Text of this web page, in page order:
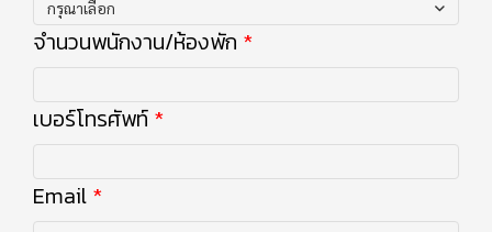
กรุณาเลือก
จำนวนพนักงาน/ห้องพัก
เบอร์โทรศัพท์
Email